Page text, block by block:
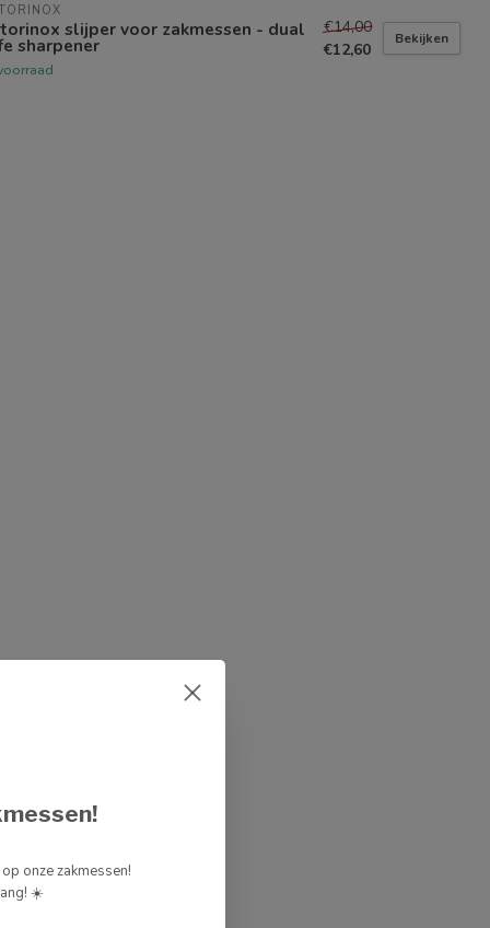
slijper voor zakmessen - dual
sharpener
€14,00
€12,60
Bekijken
onze zakmessen!
☀️